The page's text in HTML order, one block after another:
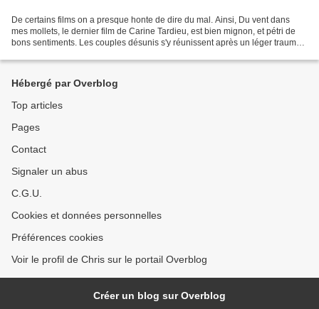
De certains films on a presque honte de dire du mal. Ainsi, Du vent dans
mes mollets, le dernier film de Carine Tardieu, est bien mignon, et pétri de
bons sentiments. Les couples désunis s'y réunissent après un léger trauma,
Hébergé par Overblog
Top articles
Pages
Contact
Signaler un abus
C.G.U.
Cookies et données personnelles
Préférences cookies
Voir le profil de Chris sur le portail Overblog
Créer un blog sur Overblog